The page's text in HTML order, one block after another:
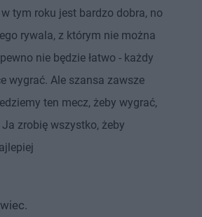
tym roku jest bardzo dobra, no
rywala, z którym nie można
nie będzie łatwo - każdy
wygrać. Ale szansa zawsze
ten mecz, żeby wygrać,
zrobię wszystko, żeby